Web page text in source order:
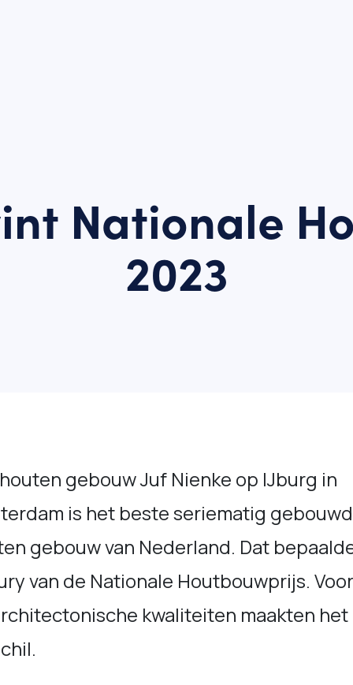
Nationale
2023
gebouw Juf Nienke op IJburg in
is het beste seriematig
gebouw van Nederland. Dat
van de Nationale Houtbouwprijs.
kwaliteiten maakten het